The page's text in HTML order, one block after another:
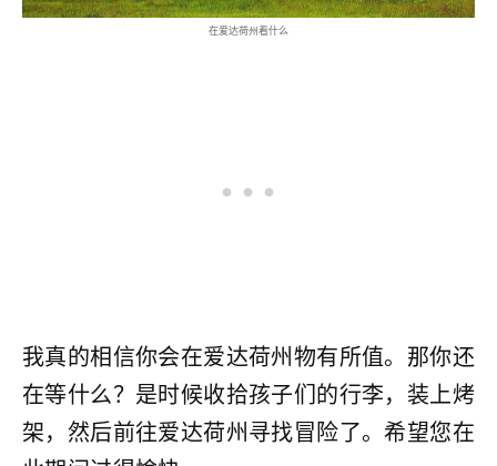
在爱达荷州看什么
我真的相信你会在爱达荷州物有所值。那你还
在等什么？是时候收拾孩子们的行李，装上烤
架，然后前往爱达荷州寻找冒险了。希望您在